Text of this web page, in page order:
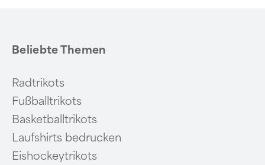
Beliebte Themen
Radtrikots
Fußballtrikots
Basketballtrikots
Laufshirts bedrucken
Eishockeytrikots